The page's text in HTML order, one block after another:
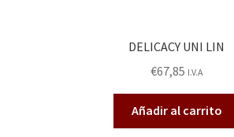
DELICACY UNI LIN
€67,85 I.V.A
Añadir al carrito